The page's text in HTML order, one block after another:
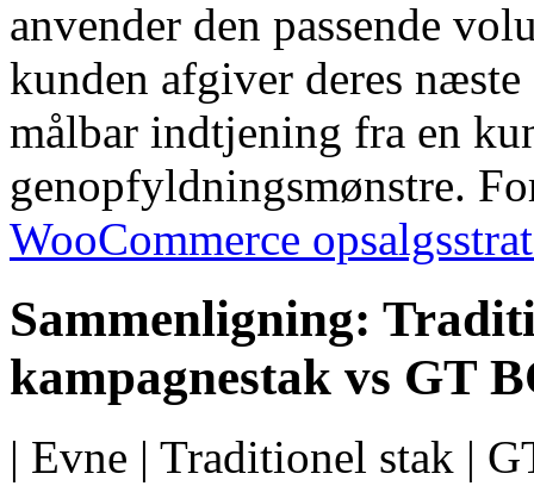
anvender den passende
kunden afgiver deres
målbar indtjening fra en
genopfyldningsmønstre.
WooCommerce
Sammenligning:
kampagnestak vs GT
| Evne | Traditionel stak |